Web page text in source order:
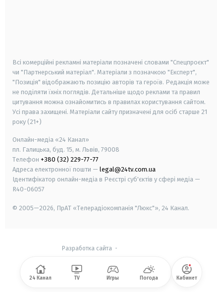
Всі комерційні рекламні матеріали позначені словами "Спецпроєкт"
чи "Партнерський матеріал". Матеріали з позначкою "Експерт",
"Позиція" відображають позицію авторів та героїв. Редакція може
не поділяти їхніх поглядів. Детальніше щодо реклами та правил
цитування можна ознайомитись в правилах користування сайтом.
Усі права захищені. Матеріали сайту призначені для осіб старше 21
року (21+)
Онлайн-медіа «24 Канал»
пл. Галицька, буд. 15, м. Львів, 79008
Телефон +380 (32) 229-77-77
Адреса електронної пошти — legal@24tv.com.ua
Ідентифікатор онлайн-медіа в Реєстрі суб'єктів у сфері медіа —
R40-06057
© 2005—2026, ПрАТ «Телерадіокомпанія "Люкс"», 24 Канал.
Разработка сайта -
24 Канал TV Игры Погода Кабинет